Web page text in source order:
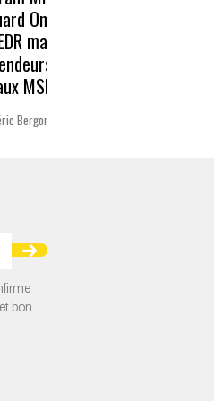
One proposent
managé aux
Microsoft
MSP
Bergonzoli
bon